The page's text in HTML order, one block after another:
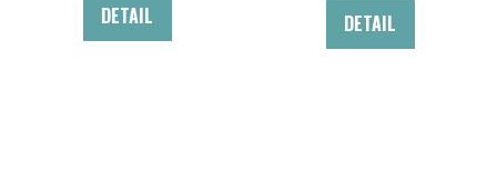
DETAIL DETAIL